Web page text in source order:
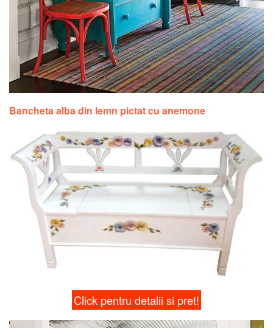
Bancheta alba din lemn pictat cu anemone
Click pentru detalii si pret!